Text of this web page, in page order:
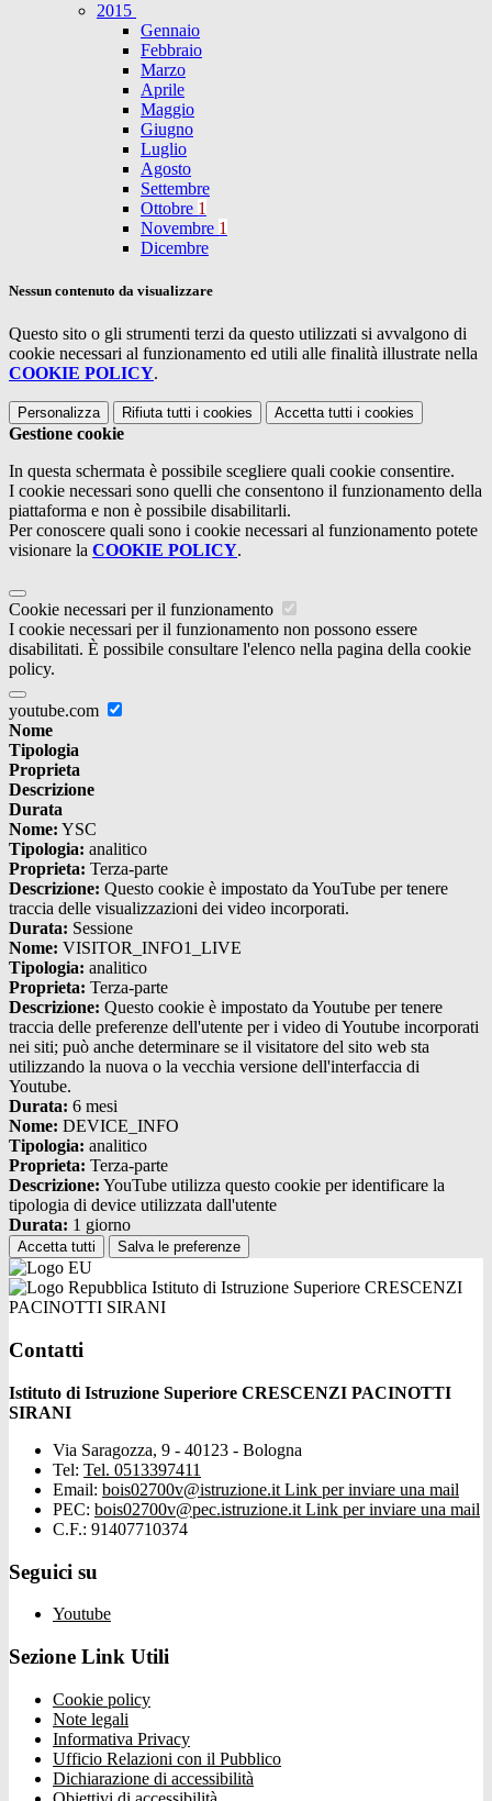
2015
Gennaio
Febbraio
Marzo
Aprile
Maggio
Giugno
Luglio
Agosto
Settembre
Ottobre 1
Novembre 1
Dicembre
Nessun contenuto da visualizzare
Questo sito o gli strumenti terzi da questo utilizzati si avvalgono di
cookie necessari al funzionamento ed utili alle finalità illustrate nella
COOKIE POLICY.
Personalizza Rifiuta tutti i cookies Accetta tutti i cookies
Gestione cookie
In questa schermata è possibile scegliere quali cookie consentire.
I cookie necessari sono quelli che consentono il funzionamento della
piattaforma e non è possibile disabilitarli.
Per conoscere quali sono i cookie necessari al funzionamento potete
visionare la COOKIE POLICY.
Cookie necessari per il funzionamento
I cookie necessari per il funzionamento non possono essere
disabilitati. È possibile consultare l'elenco nella pagina della cookie
policy.
youtube.com
Nome
Tipologia
Proprieta
Descrizione
Durata
Nome: YSC
Tipologia: analitico
Proprieta: Terza-parte
Descrizione: Questo cookie è impostato da YouTube per tenere
traccia delle visualizzazioni dei video incorporati.
Durata: Sessione
Nome: VISITOR_INFO1_LIVE
Tipologia: analitico
Proprieta: Terza-parte
Descrizione: Questo cookie è impostato da Youtube per tenere
traccia delle preferenze dell'utente per i video di Youtube incorporati
nei siti; può anche determinare se il visitatore del sito web sta
utilizzando la nuova o la vecchia versione dell'interfaccia di
Youtube.
Durata: 6 mesi
Nome: DEVICE_INFO
Tipologia: analitico
Proprieta: Terza-parte
Descrizione: YouTube utilizza questo cookie per identificare la
tipologia di device utilizzata dall'utente
Durata: 1 giorno
Accetta tutti Salva le preferenze
Istituto di Istruzione Superiore CRESCENZI
PACINOTTI SIRANI
Contatti
Istituto di Istruzione Superiore CRESCENZI PACINOTTI
SIRANI
Via Saragozza, 9 - 40123 - Bologna
Tel: Tel. 0513397411
Email: bois02700v@istruzione.it Link per inviare una mail
PEC: bois02700v@pec.istruzione.it Link per inviare una mail
C.F.: 91407710374
Seguici su
Youtube
Sezione Link Utili
Cookie policy
Note legali
Informativa Privacy
Ufficio Relazioni con il Pubblico
Dichiarazione di accessibilità